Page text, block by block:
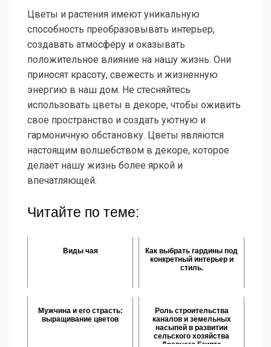
Цветы и растения имеют уникальную
способность преобразовывать интерьер,
создавать атмосферу и оказывать
положительное влияние на нашу жизнь. Они
приносят красоту, свежесть и жизненную
энергию в наш дом. Не стесняйтесь
использовать цветы в декоре, чтобы оживить
свое пространство и создать уютную и
гармоничную обстановку. Цветы являются
настоящим волшебством в декоре, которое
делает нашу жизнь более яркой и
впечатляющей.
Читайте по теме:
Виды чая
Как выбрать гардины под
конкретный интерьер и
стиль.
Мужчина и его страсть:
выращивание цветов
Роль строительства
каналов и земельных
насыпей в развитии
сельского хозяйства
Древнего Египта